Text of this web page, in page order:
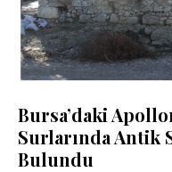
Bursa’daki
Surlarında Antik
Bulundu